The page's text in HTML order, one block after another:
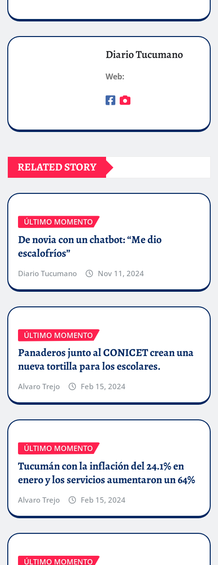
Diario Tucumano
Web:
RELATED STORY
ÚLTIMO MOMENTO
De novia con un chatbot: “Me dio
escalofríos”
Diario Tucumano Nov 11, 2024
ÚLTIMO MOMENTO
Panaderos junto al CONICET crean una
nueva tortilla para los escolares.
Alvaro Trejo Feb 15, 2024
ÚLTIMO MOMENTO
Tucumán con la inflación del 24.1% en
enero y los servicios aumentaron un 64%
Alvaro Trejo Feb 15, 2024
ÚLTIMO MOMENTO